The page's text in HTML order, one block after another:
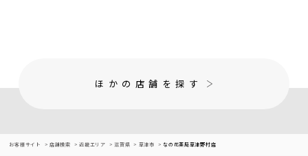
ほかの店舗を探す
お客様サイト 店舗検索 近畿エリア 滋賀県 草津市 なの花薬局草津野村店